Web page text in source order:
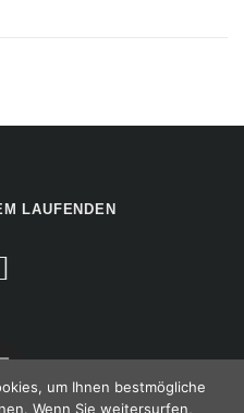
LAUFENDEN
um Ihnen bestmögliche
Wenn Sie weitersurfen,